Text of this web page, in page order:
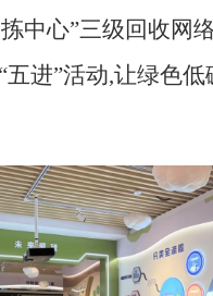
中心”三级回收网
“五进”活动,让绿色低